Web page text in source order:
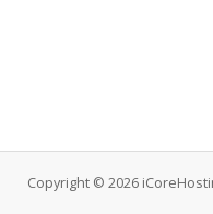
Copyright © 2026